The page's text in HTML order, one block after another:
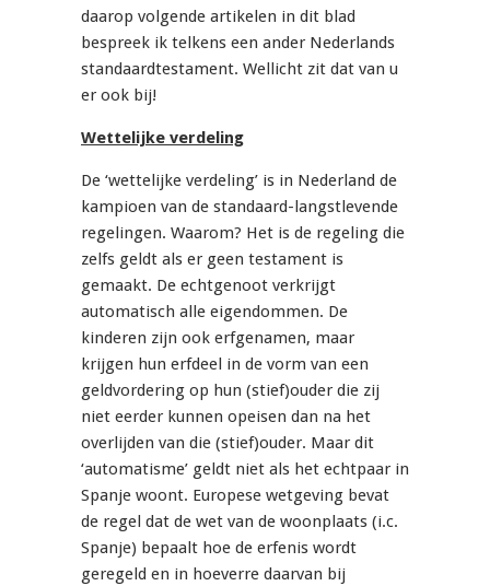
daarop volgende artikelen in dit blad
bespreek ik telkens een ander Nederlands
standaardtestament. Wellicht zit dat van u
er ook bij!
Wettelijke verdeling
De ‘wettelijke verdeling’ is in Nederland de
kampioen van de standaard-langstlevende
regelingen. Waarom? Het is de regeling die
zelfs geldt als er geen testament is
gemaakt. De echtgenoot verkrijgt
automatisch alle eigendommen. De
kinderen zijn ook erfgenamen, maar
krijgen hun erfdeel in de vorm van een
geldvordering op hun (stief)ouder die zij
niet eerder kunnen opeisen dan na het
overlijden van die (stief)ouder. Maar dit
‘automatisme’ geldt niet als het echtpaar in
Spanje woont. Europese wetgeving bevat
de regel dat de wet van de woonplaats (i.c.
Spanje) bepaalt hoe de erfenis wordt
geregeld en in hoeverre daarvan bij